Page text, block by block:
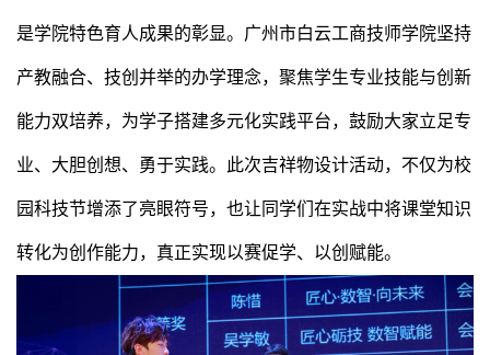
是学院特色育人成果的彰显。广州市白云工商技师学院坚持
产教融合、技创并举的办学理念，聚焦学生专业技能与创新
能力双培养，为学子搭建多元化实践平台，鼓励大家立足专
业、大胆创想、勇于实践。此次吉祥物设计活动，不仅为校
园科技节增添了亮眼符号，也让同学们在实战中将课堂知识
转化为创作能力，真正实现以赛促学、以创赋能。